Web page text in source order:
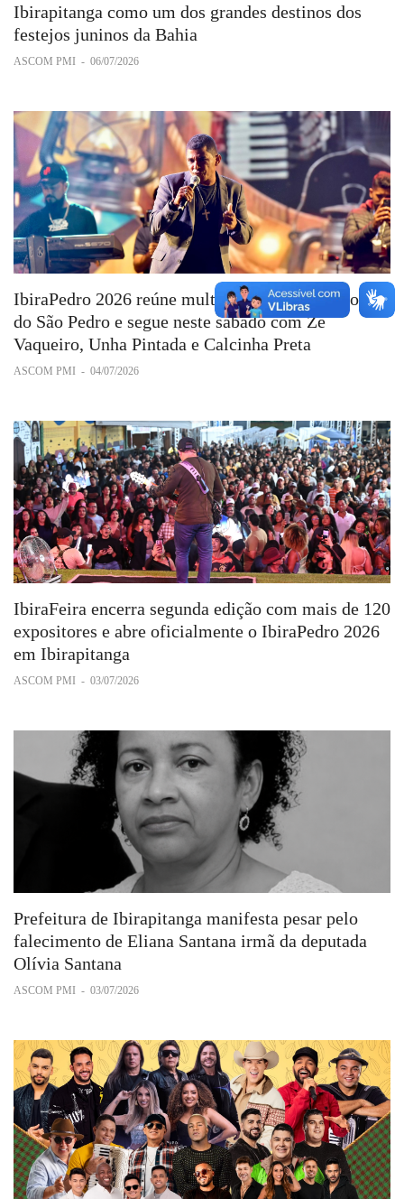
Ibirapitanga como um dos grandes destinos dos
festejos juninos da Bahia
ASCOM PMI - 06/07/2026
IbiraPedro 2026 reúne multidão na primeira noite
do São Pedro e segue neste sábado com Zé
Vaqueiro, Unha Pintada e Calcinha Preta
ASCOM PMI - 04/07/2026
IbiraFeira encerra segunda edição com mais de 120
expositores e abre oficialmente o IbiraPedro 2026
em Ibirapitanga
ASCOM PMI - 03/07/2026
Prefeitura de Ibirapitanga manifesta pesar pelo
falecimento de Eliana Santana irmã da deputada
Olívia Santana
ASCOM PMI - 03/07/2026